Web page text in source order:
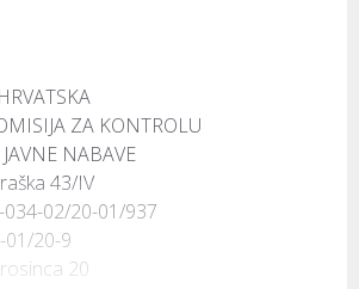
ZA KONTROLU
NABAVE
43/IV
034-02/20-01/937
01/20-9
20